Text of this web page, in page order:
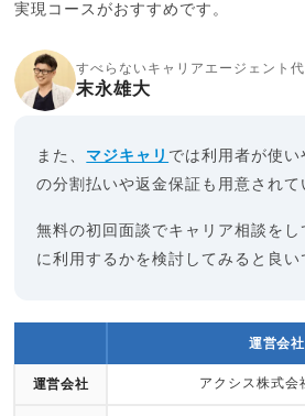
実現コースがおすすめです。
すべらないキャリアエージェント
末永雄大
また、 マジキャリ では利用者が使
の分割払いや返金保証も用意されて
無料の初回面談でキャリア相談をし
に利用するかを検討してみると良い
運営会
運営会社 アクシス株式